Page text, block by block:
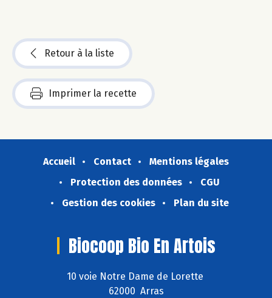
Retour à la liste
Imprimer la recette
Accueil Contact
Mentions légales
Protection des données
CGU
Gestion des cookies
Plan du site
Biocoop Bio En Artois
10 voie Notre Dame de Lorette
62000 Arras